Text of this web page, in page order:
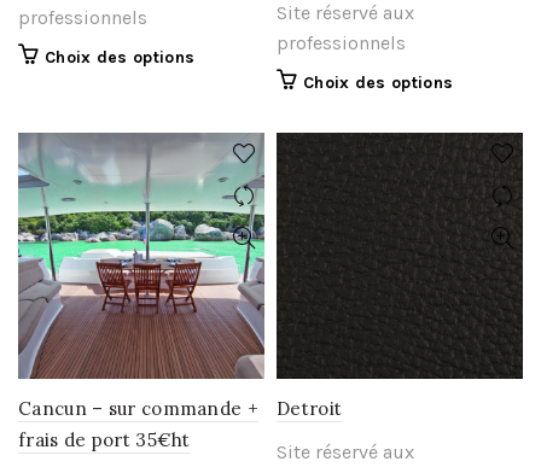
professionnels
Choix des options
plusieurs
variations.
Les
options
peuvent
être
choisies
sur
la
page
du
produit
Site réservé aux
professionnels
Choix des options
a
plusieurs
variations.
Les
options
peuvent
être
choisies
sur
la
Cancun – sur commande +
frais de port 35€ht
Detroit
Site réservé aux